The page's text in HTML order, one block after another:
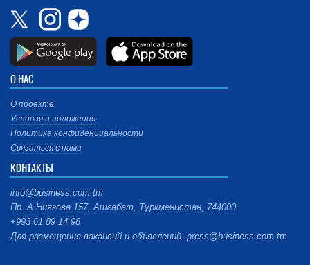
О НАС
О проекте
Условия и положения
Политика конфиденциальности
Связаться с нами
КОНТАКТЫ
info@business.com.tm
Пр. А.Ниязова 157, Ашгабат, Туркменистан, 744000
+993 61 89 14 98
Для размещения вакансий и объявлений: press@business.com.tm